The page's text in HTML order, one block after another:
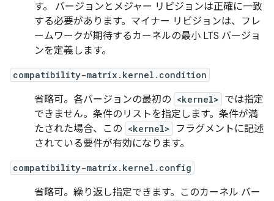
す。 バージョンとメジャー リビジョンは正確に一致
する必要があります。マイナー リビジョンは、フレ
ームワークが期待するカーネルの最小 LTS バージョ
ンを定義します。
compatibility-matrix.kernel.condition
省略可。各バージョンの最初の <kernel> では指定
できません。条件のリストを指定します。条件が満
たされた場合、この <kernel>
フラグメントに記述
されている要件が有効になります。
compatibility-matrix.kernel.config
省略可。繰り返し指定できます。このカーネル バー